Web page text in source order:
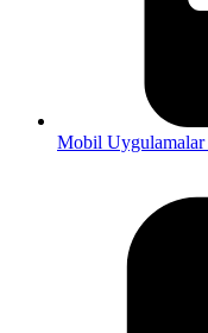
Mobil Uygulamalar